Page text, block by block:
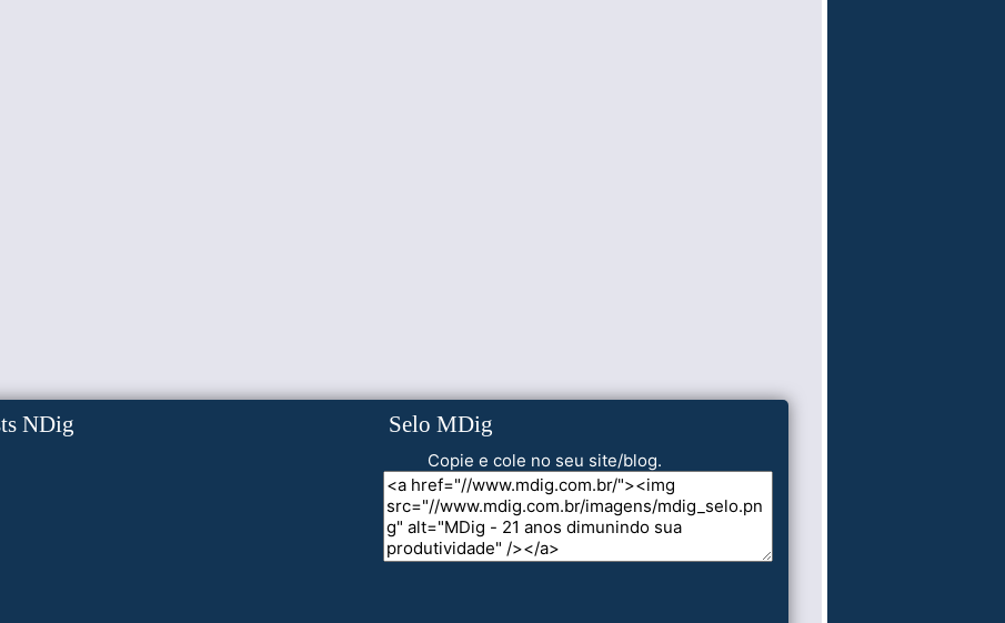
NDig Selo MDig
Copie e cole no seu site/blog.